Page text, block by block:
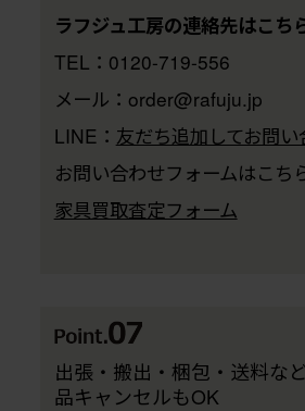
ラフジュ工房の連絡先はこち
TEL：0120-719-556
メール：order@rafuju.jp
LINE： 友だち追加してお問
お問い合わせフォームはこち
家具買取査定フォーム
出張・搬出・梱包・送料な
品キャンセルもOK